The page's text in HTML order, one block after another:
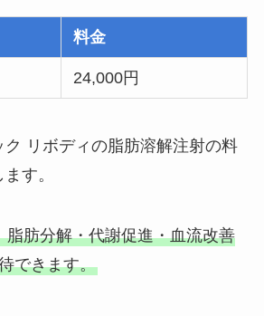
料金
24,000円
ク リボディの脂肪溶解注射の料
す。
脂肪分解・代謝促進・血流改善
できます。